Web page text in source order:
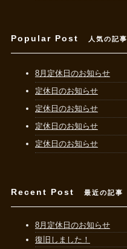
Popular Post 人気の記事
8月定休日のお知らせ
定休日のお知らせ
定休日のお知らせ
定休日のお知らせ
定休日のお知らせ
Recent Post 最近の記事
8月定休日のお知らせ
復旧しました！